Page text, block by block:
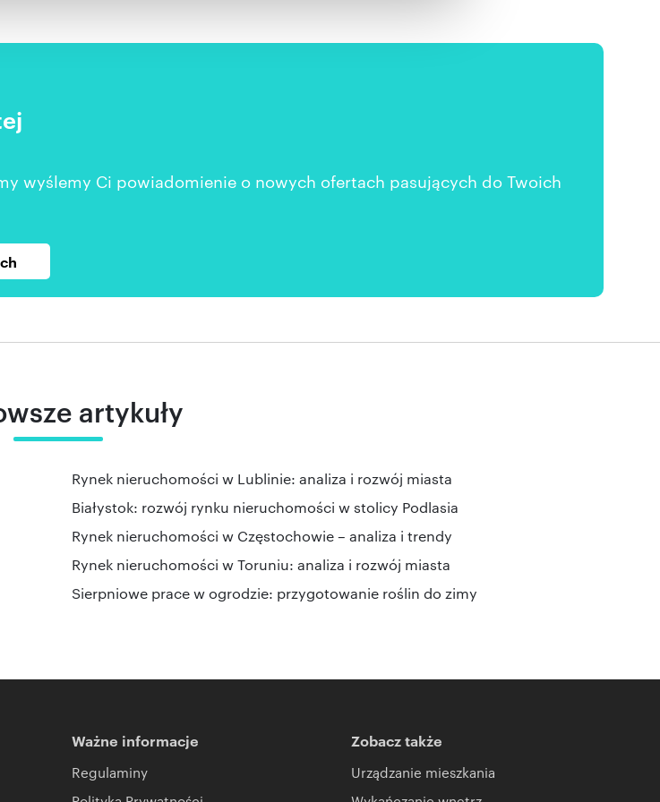
wyślemy Ci powiadomienie o nowych ofertach pasujących do Twoich
artykuły
Rynek nieruchomości w Lublinie: analiza i rozwój miasta
Białystok: rozwój rynku nieruchomości w stolicy Podlasia
Rynek nieruchomości w Częstochowie – analiza i trendy
Rynek nieruchomości w Toruniu: analiza i rozwój miasta
Sierpniowe prace w ogrodzie: przygotowanie roślin do zimy
Ważne informacje
Regulaminy
Zobacz także
Urządzanie mieszkania